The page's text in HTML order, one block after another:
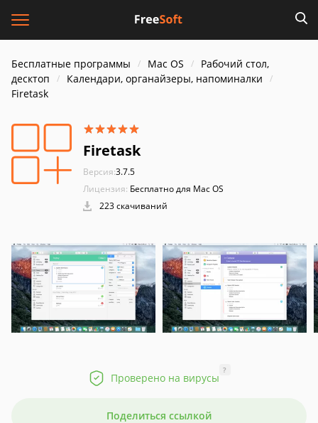
Бесплатные программы Mac OS
Рабочий стол,
десктоп
Календари, органайзеры, напоминалки
Firetask
Firetask
Версия:3.7.5
Лицензия: Бесплатно для Mac OS
223 скачиваний
Проверено на вирусы
?
Поделиться ссылкой